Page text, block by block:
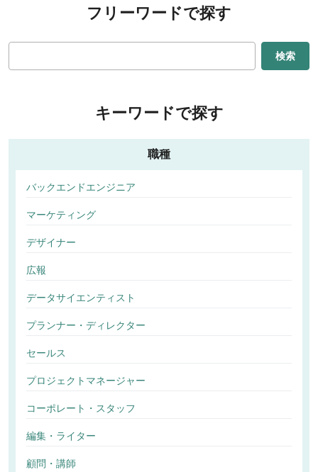
フリーワードで探す
検索
キーワードで探す
職種
バックエンドエンジニア
マーケティング
デザイナー
広報
データサイエンティスト
プランナー・ディレクター
セールス
プロジェクトマネージャー
コーポレート・スタッフ
編集・ライター
顧問・講師